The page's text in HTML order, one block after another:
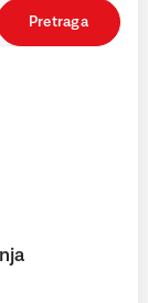
Pretraga